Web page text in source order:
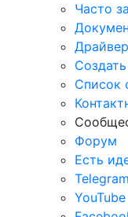
Часто
Список
Форум
Есть
Telegram
YouTube